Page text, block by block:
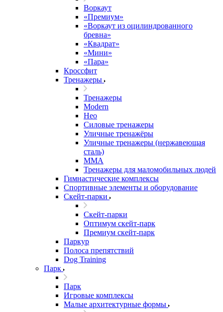
Воркаут
«Премиум»
«Воркаут из оцилиндрованного
бревна»
«Квадрат»
«Мини»
«Пара»
Кроссфит
Тренажеры
Тренажеры
Modern
Нео
Силовые тренажеры
Уличные тренажёры
Уличные тренажеры (нержавеющая
сталь)
ММА
Тренажеры для маломобильных людей
Гимнастические комплексы
Спортивные элементы и оборудование
Скейт-парки
Скейт-парки
Оптимум скейт-парк
Премиум скейт-парк
Паркур
Полоса препятствий
Dog Training
Парк
Парк
Игровые комплексы
Малые архитектурные формы